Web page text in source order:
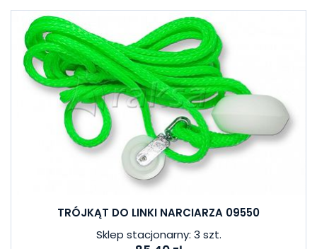
TRÓJKĄT DO LINKI NARCIARZA 09550
Sklep stacjonarny: 3 szt.